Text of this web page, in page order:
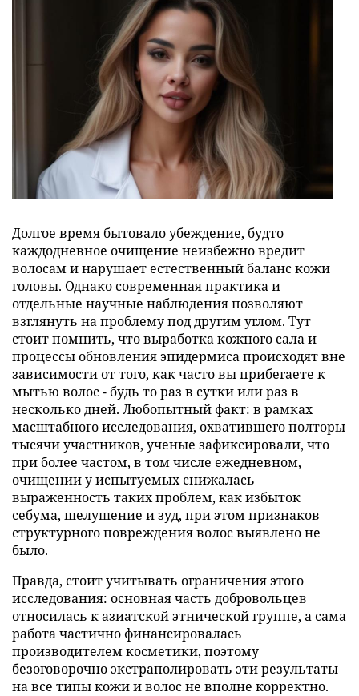
Долгое время бытовало убеждение, будто
каждодневное очищение неизбежно вредит
волосам и нарушает естественный баланс кожи
головы. Однако современная практика и
отдельные научные наблюдения позволяют
взглянуть на проблему под другим углом. Тут
стоит помнить, что выработка кожного сала и
процессы обновления эпидермиса происходят вне
зависимости от того, как часто вы прибегаете к
мытью волос - будь то раз в сутки или раз в
несколько дней. Любопытный факт: в рамках
масштабного исследования, охватившего полторы
тысячи участников, ученые зафиксировали, что
при более частом, в том числе ежедневном,
очищении у испытуемых снижалась
выраженность таких проблем, как избыток
себума, шелушение и зуд, при этом признаков
структурного повреждения волос выявлено не
было.
Правда, стоит учитывать ограничения этого
исследования: основная часть добровольцев
относилась к азиатской этнической группе, а сама
работа частично финансировалась
производителем косметики, поэтому
безоговорочно экстраполировать эти результаты
на все типы кожи и волос не вполне корректно.